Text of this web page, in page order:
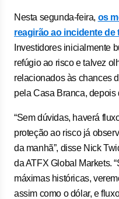
Nesta segunda-feira, os
reagirão ao incidente
Investidores inicialmente
refúgio ao risco e talvez
relacionados às chances
pela Casa Branca, depois
“Sem dúvidas, haverá
proteção ao risco já
da manhã”, disse Nick
da ATFX Global Markets.
máximas históricas,
assim como o dólar, e